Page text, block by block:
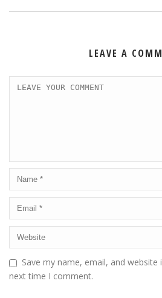
LEAVE A
Save my name, email, and
next time I comment.